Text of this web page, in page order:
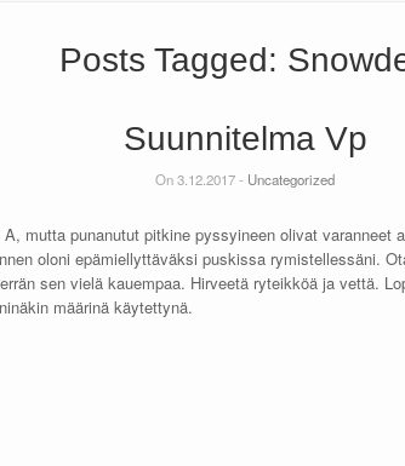
Posts Tagged:
Suunnitelma Vp
On 3.12.2017 - Uncategorized
mutta punanutut pitkine pyssyineen olivat
oloni epämiellyttäväksi puskissa rymistellessäni.
sen vielä kauempaa. Hirveetä ryteikköä ja vettä.
määrinä käytettynä.